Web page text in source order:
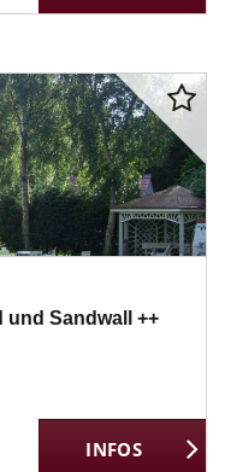
und Sandwall ++